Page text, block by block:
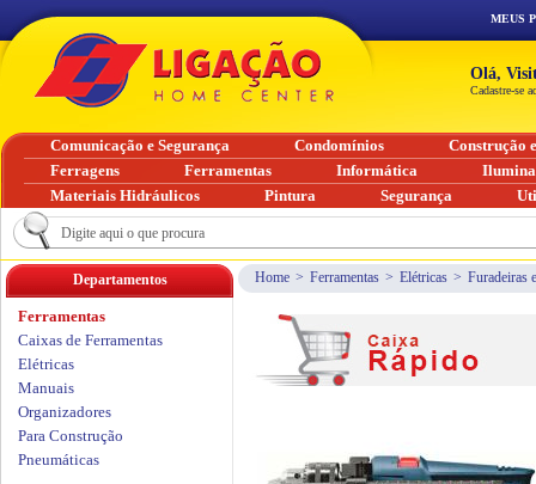
Home > Ferramentas > Elétricas > Furadeiras
Departamentos
Ferramentas
Caixas de Ferramentas
Elétricas
Manuais
Organizadores
Para Construção
Pneumáticas
MEUS
Olá,
Cadastre-se
Comunicação e Segurança Condomínios
Construção
Ferragens
Ferramentas Informática
Materiais Hidráulicos
Pintura Segurança